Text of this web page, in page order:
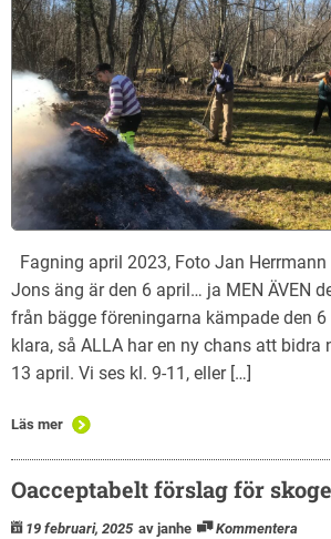
Fagning april 2023, Foto Jan
Jons äng är den 6 april… ja MEN ÄVEN
från bägge föreningarna kämpade den
klara, så ALLA har en ny chans att bidra
13 april. Vi ses kl. 9-11, eller […]
Läs mer
Oacceptabelt förslag för
19 februari, 2025 av janhe Kommentera